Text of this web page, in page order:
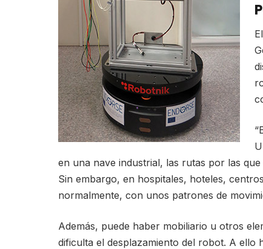
en una nave industrial, las rutas por las
Sin embargo, en hospitales, hoteles,
normalmente, con unos patrones de
Además, puede haber mobiliario u otros
dificulta el desplazamiento del robot. A ello